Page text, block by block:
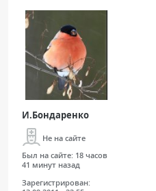
И.Бондаренко
Не на сайте
Был на сайте: 18 часов
41 минут назад
Зарегистрирован: